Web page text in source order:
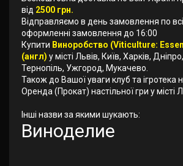
від 2500 грн.
Відправляємо в день замовлення по
оформленні замовлення до 16:00
Купити Виноробство (Viticulture:
(англ) у місті Львів, Київ, Харків,
Тернопіль, Ужгород, Мукачево.
Також до Вашої уваги клуб та ігротека
Оренда (Прокат) настільної гри у місті
Інші назви за якими шукають:
Виноделие